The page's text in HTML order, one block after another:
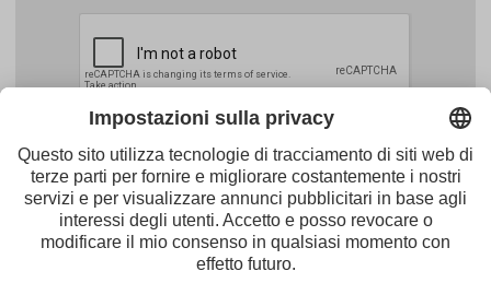
FacebookYoutubeInstagramPinterestFeed